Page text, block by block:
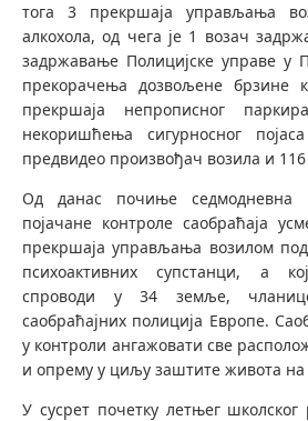
тога 3 прекршаја управљања
алкохола, од чега је 1 возач
задржавање Полицијске управе у
прекорачења дозвољене брзине
прекршаја непрописног
некоришћења сигурносног
предвидео произвођач возила и
Од данас почиње седмодневна
појачане контроле саобраћаја
прекршаја управљања возилом под
психоактивних супстанци, а
спроводи у 34 земље,
саобраћајних полиција Европе.
у контроли ангажовати све
и опрему у циљу заштите живота
У сусрет почетку летњег школског